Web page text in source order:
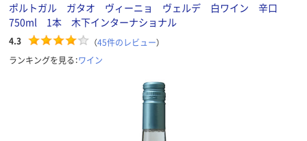
ポルトガル ガタオ ヴィーニョ ヴェルデ 白ワイン 辛口
750ml 1本 木下インターナショナル
4.3 （45件のレビュー）
ランキングを見る：ワイン